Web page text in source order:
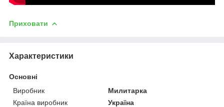
Приховати
Характеристики
Основні
Виробник
Милитарка
Країна виробник
Україна